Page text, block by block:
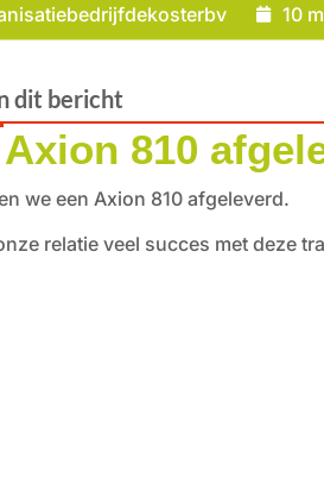
10
dit bericht
810
we een Axion 810 afgeleverd.
relatie veel succes met deze